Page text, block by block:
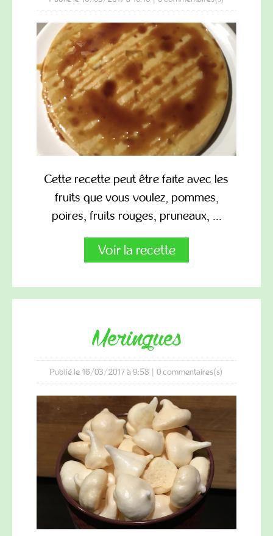
Cette recette peut être faite avec les
fruits que vous voulez, pommes,
poires, fruits rouges, pruneaux, ...
Voir la recette
meringues
Publié le 16/03/2017 à 9:58 0commentaires(s)